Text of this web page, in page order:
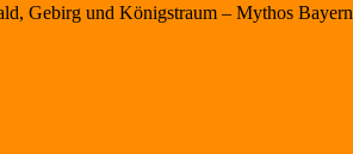
Gebirg und Königstraum – Mythos